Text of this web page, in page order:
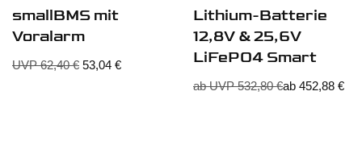
smallBMS mit
Voralarm
UVP62,40€ 53,04 €
Lithium-Batterie
12,8V & 25,6V
LiFePO4 Smart
ab UVP532,80€ab 452,88 €